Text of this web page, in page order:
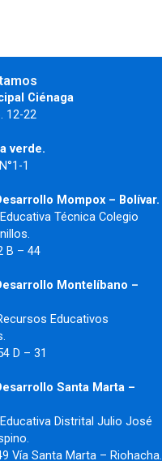
Ciénaga
12-22
verde.
1
Mompox – Bolívar.
Técnica Colegio
B – 44
Montelíbano –
Educativos
D – 31
Santa Marta –
Distrital Julio José
Vía Santa Marta – Riohacha.